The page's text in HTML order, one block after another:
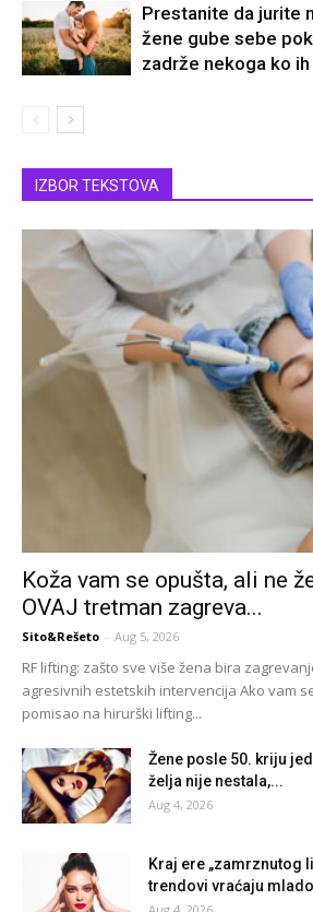
Prestanite da jurite
žene gube sebe
zadrže nekoga ko ih
IZBOR TEKSTOVA
Koža vam se opušta, ali ne
OVAJ tretman zagreva...
Sito&Rešeto - Aug 5, 2026
RF lifting: zašto sve više žena bira
agresivnih estetskih intervencija Ako vam
pomisao na hirurški lifting...
Žene posle 50. kriju
želja nije nestala,...
Aug 4, 2026
Kraj ere „zamrznutog
trendovi vraćaju